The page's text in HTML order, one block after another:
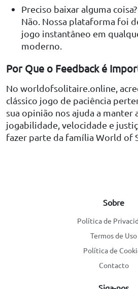
Preciso baixar alguma coisa?
Não. Nossa plataforma foi
jogo instantâneo em
moderno.
Por Que o Feedback é
No worldofsolitaire.online,
clássico jogo de paciência
sua opinião nos ajuda a manter
jogabilidade, velocidade e
fazer parte da família World of
Sobre
Política de
Termos de Uso
Política de
Contacto